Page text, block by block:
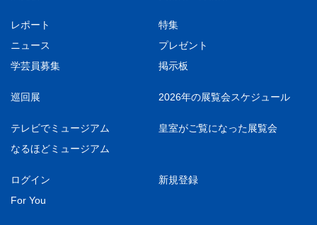
レポート
特集
ニュース
プレゼント
学芸員募集
掲示板
巡回展 2026年の展覧会スケジュール
テレビでミュージアム
皇室がご覧になった展覧会
なるほどミュージアム
ログイン
新規登録
For You